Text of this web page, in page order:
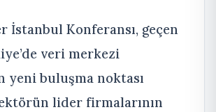
İstanbul Konferansı, geçen
veri merkezi
yeni buluşma noktası
lider firmalarının